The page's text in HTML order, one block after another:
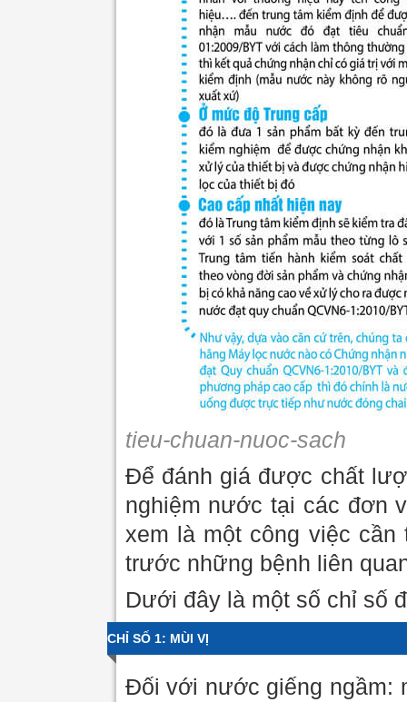
tieu-chuan-nuoc-sach
Để đánh giá được chất
nghiệm nước tại các đơn
xem là một công việc
trước những bệnh liên
Dưới đây là một số chỉ số
CHỈ SỐ 1: MÙI VỊ
Đối với nước giếng ngầm: